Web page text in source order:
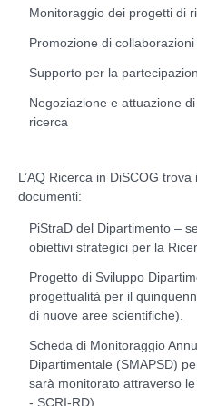
Monitoraggio dei progetti di
Promozione di
Supporto per la
Negoziazione e attuazione
ricerca
L’AQ Ricerca in DiSCOG
documenti:
PiStraD del Dipartimento –
obiettivi strategici per la
Progetto di Sviluppo
progettualità per il
di nuove aree scientifiche).
Scheda di Monitoraggio
Dipartimentale (SMAPSD)
sarà monitorato attraverso
- SCRI-RD).